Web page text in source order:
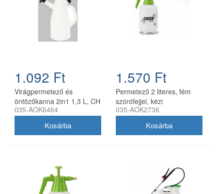
1.092 Ft
Virágpermetező és
öntözőkanna 2in1 1,3 L, CH
035-AOK6464
1.570 Ft
Permetező 2 literes, fém
szórófejjel, kézi
nyomáspermetező CH
035-AOK2736